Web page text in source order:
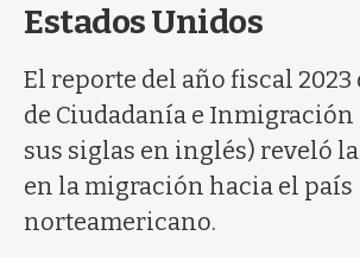
Estados Unidos
El reporte del año fiscal 2023
de Ciudadanía e Inmigración
sus siglas en inglés) reveló
en la migración hacia el país
norteamericano.